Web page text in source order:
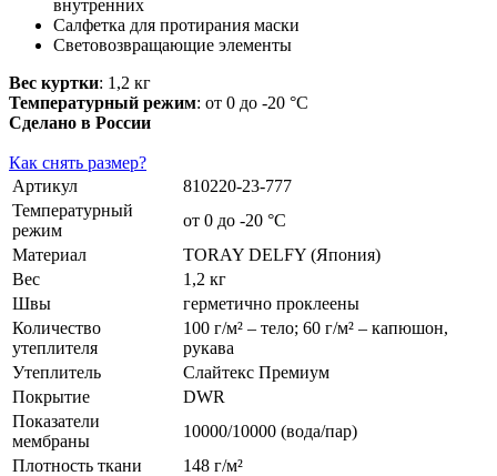
внутренних
Салфетка для протирания маски
Световозвращающие элементы
Вес куртки: 1,2 кг
Температурный режим: от 0 до -20 °С
Сделано в России
Как снять размер?
Артикул
810220-23-777
Температурный
режим
от 0 до -20 °С
Материал
TORAY DELFY (Япония)
Вес
1,2 кг
Швы
герметично проклеены
Количество
утеплителя
100 г/м² – тело; 60 г/м² – капюшон,
рукава
Утеплитель
Слайтекс Премиум
Покрытие
DWR
Показатели
мембраны
10000/10000 (вода/пар)
Плотность ткани
148 г/м²